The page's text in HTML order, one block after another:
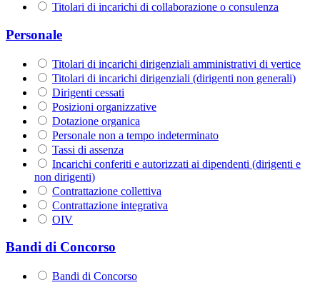
Titolari di incarichi di collaborazione o consulenza
Personale
Titolari di incarichi dirigenziali amministrativi di vertice
Titolari di incarichi dirigenziali (dirigenti non generali)
Dirigenti cessati
Posizioni organizzative
Dotazione organica
Personale non a tempo indeterminato
Tassi di assenza
Incarichi conferiti e autorizzati ai dipendenti (dirigenti e
non dirigenti)
Contrattazione collettiva
Contrattazione integrativa
OIV
Bandi di Concorso
Bandi di Concorso